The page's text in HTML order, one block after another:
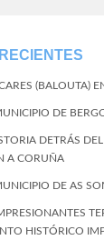
(BALOUTA)
DE
DETRÁS
A CORUÑA
DE AS
HISTÓRICO